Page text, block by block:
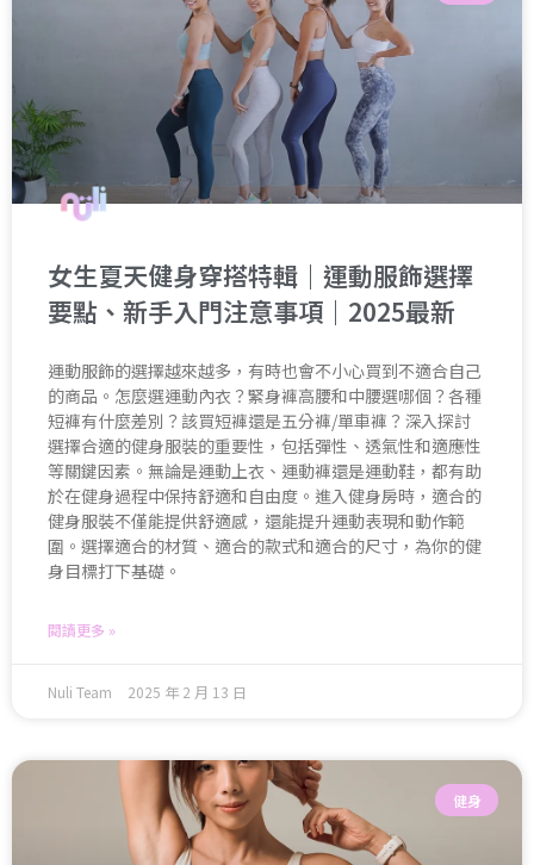
女生夏天健身穿搭特輯｜運動服飾選擇
要點、新手入門注意事項｜2025最新
運動服飾的選擇越來越多，有時也會不小心買到不適合自己
的商品。怎麼選運動內衣？緊身褲高腰和中腰選哪個？各種
短褲有什麼差別？該買短褲還是五分褲/單車褲？深入探討
選擇合適的健身服裝的重要性，包括彈性、透氣性和適應性
等關鍵因素。無論是運動上衣、運動褲還是運動鞋，都有助
於在健身過程中保持舒適和自由度。進入健身房時，適合的
健身服裝不僅能提供舒適感，還能提升運動表現和動作範
圍。選擇適合的材質、適合的款式和適合的尺寸，為你的健
身目標打下基礎。
閱讀更多 »
Nuli Team 2025 年 2 月 13 日
健身